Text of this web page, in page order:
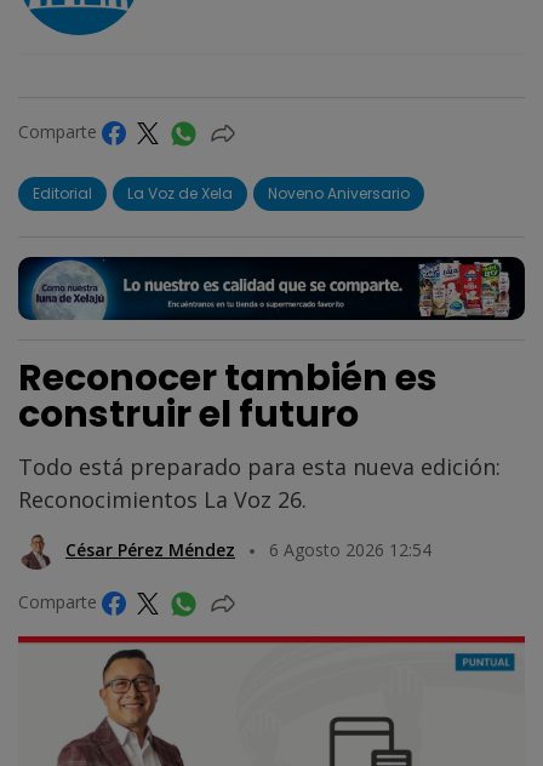
Comparte
Editorial La Voz de Xela Noveno Aniversario
Reconocer también es
construir el futuro
Todo está preparado para esta nueva edición:
Reconocimientos La Voz 26.
César Pérez Méndez 6 Agosto 2026 12:54
Comparte